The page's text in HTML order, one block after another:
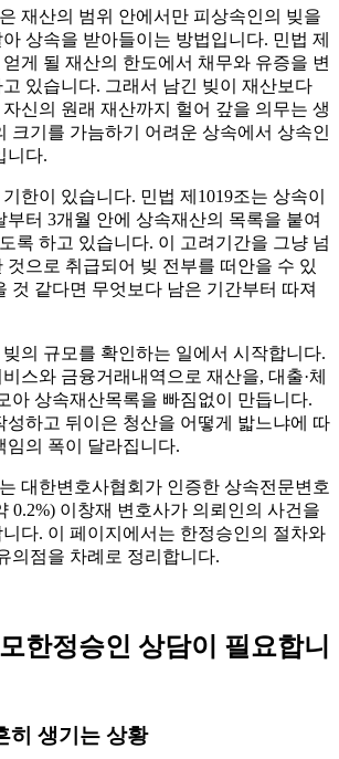
재산의 범위 안에서만 피상속인의 빚을
상속을 받아들이는 방법입니다. 민법 제
게 될 재산의 한도에서 채무와 유증을 변
있습니다. 그래서 남긴 빚이 재산보다
신의 원래 재산까지 헐어 갚을 의무는 생
크기를 가늠하기 어려운 상속에서 상속인
니다.
한이 있습니다. 민법 제1019조는 상속이
부터 3개월 안에 상속재산의 목록을 붙여
록 하고 있습니다. 이 고려기간을 그냥 넘
것으로 취급되어 빚 전부를 떠안을 수 있
것 같다면 무엇보다 남은 기간부터 따져
의 규모를 확인하는 일에서 시작합니다.
스와 금융거래내역으로 재산을, 대출·체
아 상속재산목록을 빠짐없이 만듭니다.
성하고 뒤이은 청산을 어떻게 밟느냐에 따
임의 폭이 달라집니다.
대한변호사협회가 인증한 상속전문변호
0.2%) 이창재 변호사가 의뢰인의 사건을
다. 이 페이지에서는 한정승인의 절차와
의점을 차례로 정리합니다.
한정승인 상담이 필요합니
히 생기는 상황